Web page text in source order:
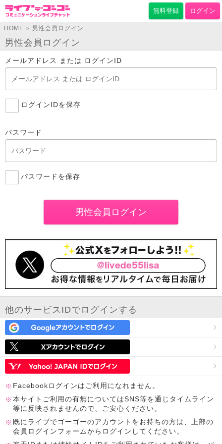
無料登録 ログイン
HOME > 男性会員ログイン
男性会員ログイン
メールアドレス または ログインID
ログインIDを保存
パスワード
パスワードを保存
他のサービスIDでログインする
Facebookログインはご利用になれません。
本サイトご利用の有無についてはSNS等を通じタイムライン
等に反映されませんので、ご安心ください。
既にライブでゴーゴーのアカウントをお持ちの方は、上部の
会員ログインフォームからログインしてください。